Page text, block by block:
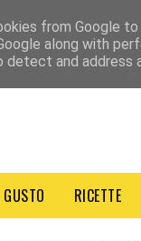
CREDITI NOTE LEGALI
RICETTE
from Google
along with
and address